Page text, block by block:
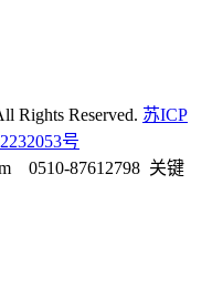
Rights Reserved. 苏ICP
号
0510-87612798 关键